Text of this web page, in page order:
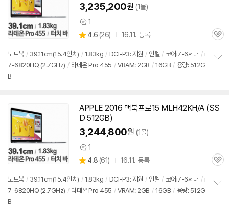
3,235,200원 (1몰)
상
품
견
1
별
점
4.6 (상
리
뷰
26) 16.11. 등록
관
노트북 / 39.11cm(15.4인치) / 1.83kg / DCI-P3: 지원 / 인텔 / 코어i7-6세대 / i
7-6820HQ (2.7GHz) / 라데온 Pro 455 / VRAM: 2GB / 16GB / 용량: 512G
B
기
APPLE 2016 맥북프로15 MLH42KH/A (SS
D 512GB)
3,244,800원 (1몰)
상
품
견
1
별
점
4.8 (상
리
뷰
61) 16.11. 등록
관
노트북 / 39.11cm(15.4인치) / 1.83kg / DCI-P3: 지원 / 인텔 / 코어i7-6세대 / i
7-6820HQ (2.7GHz) / 라데온 Pro 455 / VRAM: 2GB / 16GB / 용량: 512G
B